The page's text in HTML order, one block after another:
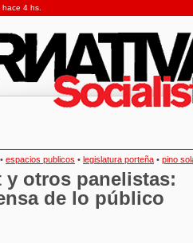
4 hs.
• espacios publicos • legislatura porteña • pino
y otros panelistas:
de lo público